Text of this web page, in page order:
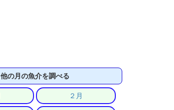
他の月の魚介を調べる
２月